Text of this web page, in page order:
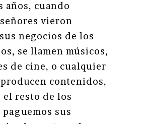
años, cuando
vieron
negocios de los
se llamen músicos,
de cine, o cualquier
contenidos,
el resto de los
sus